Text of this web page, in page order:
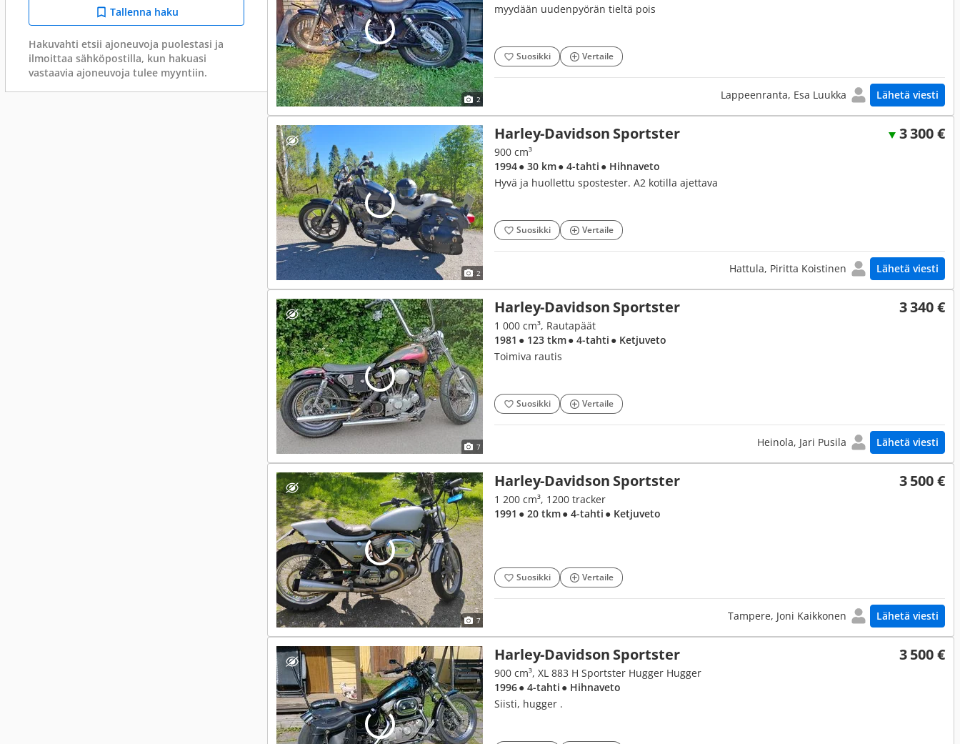
Tallenna haku
Hakuvahti etsii ajoneuvoja puolestasi ja
ilmoittaa sähköpostilla, kun hakuasi
vastaavia ajoneuvoja tulee myyntiin.
2
myydään uudenpyörän tieltä pois
Suosikki Vertaile
Lappeenranta, Esa Luukka Lähetä viesti
2
Harley-Davidson Sportster 3 300 €
900 cm³
1994● 30 km● 4-tahti ● Hihnaveto
Hyvä ja huollettu spostester. A2 kotilla ajettava
Suosikki Vertaile
Hattula, Piritta Koistinen Lähetä viesti
7
Harley-Davidson Sportster 3 340 €
1 000 cm³, Rautapäät
1981 ● 123 tkm● 4-tahti ● Ketjuveto
Toimiva rautis
Suosikki Vertaile
Heinola, Jari Pusila Lähetä viesti
7
Harley-Davidson Sportster 3 500 €
1 200 cm³, 1200 tracker
1991 ● 20 tkm● 4-tahti ● Ketjuveto
Suosikki Vertaile
Tampere, Joni Kaikkonen Lähetä viesti
Harley-Davidson Sportster 3 500 €
900 cm³, XL 883 H Sportster Hugger Hugger
1996● 4-tahti ● Hihnaveto
Siisti, hugger .